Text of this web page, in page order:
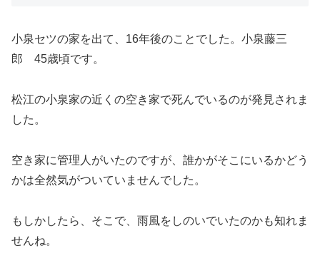
小泉セツの家を出て、16年後のことでした。小泉藤三
郎 45歳頃です。
松江の小泉家の近くの空き家で死んでいるのが発見されま
した。
空き家に管理人がいたのですが、誰かがそこにいるかどう
かは全然気がついていませんでした。
もしかしたら、そこで、雨風をしのいでいたのかも知れま
せんね。